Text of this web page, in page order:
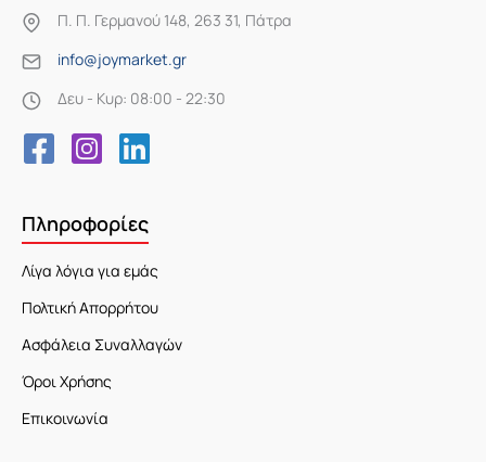
Π. Π. Γερμανού 148, 263 31, Πάτρα
info@joymarket.gr
Δευ - Κυρ: 08:00 - 22:30
Πληροφορίες
Λίγα λόγια για εμάς
Πολτική Απορρήτου
Ασφάλεια Συναλλαγών
Όροι Χρήσης
Επικοινωνία